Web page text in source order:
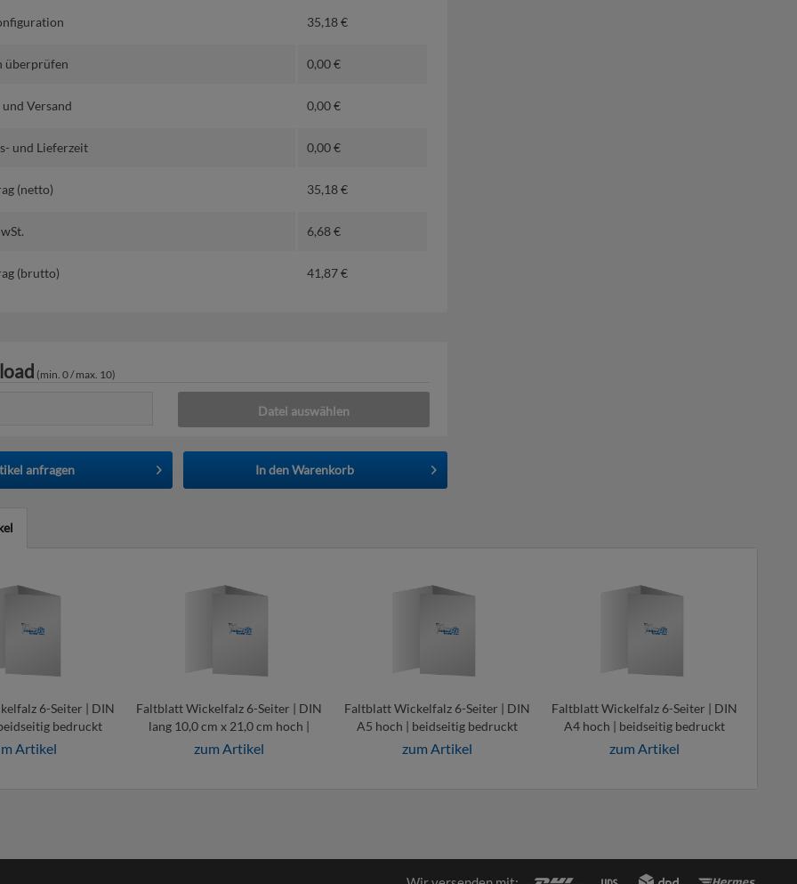
35,18€
überprüfen 0,00€
Versand 0,00€
und Lieferzeit 0,00€
(netto) 35,18€
6,68€
(brutto) 41,87€
(min. 0 / max. 10)
Datei auswählen
anfragen In denWarenkorb
6-Seiter | DIN
bedruckt
Artikel
Faltblatt Wickelfalz 6-Seiter | DIN
lang 10,0 cm x 21,0 cm hoch |
beidseitig bedruckt
zum Artikel
Faltblatt Wickelfalz 6-Seiter | DIN
A5 hoch | beidseitig bedruckt
zum Artikel
Faltblatt Wickelfalz 6-Seiter | DIN
A4 hoch | beidseitig bedruckt
zum Artikel